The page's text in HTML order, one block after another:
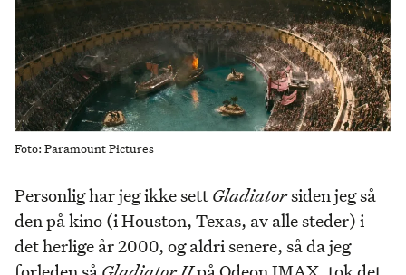
Foto: Paramount Pictures
Personlig har jeg ikke sett Gladiatorsiden jeg så
den på kino (i Houston, Texas, av alle steder) i
det herlige år 2000, og aldri senere, så da jeg